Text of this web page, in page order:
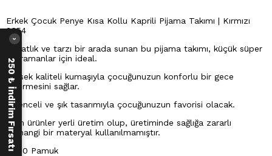
Erkek Çocuk Penye Kısa Kollu Kaprili Pijama Takımı | Kırmızı
3654
Rahatlık ve tarzı bir arada sunan bu pijama takımı, küçük süper
kahramanlar için ideal.
Yüksek kaliteli kumaşıyla çocuğunuzun konforlu bir gece
geçirmesini sağlar.
Eğlenceli ve şık tasarımıyla çocuğunuzun favorisi olacak.
Tüm ürünler yerli üretim olup, üretiminde sağlığa zararlı
herhangi bir materyal kullanılmamıştır.
%100 Pamuk
250 ₺ İndirim Fırsatı
›